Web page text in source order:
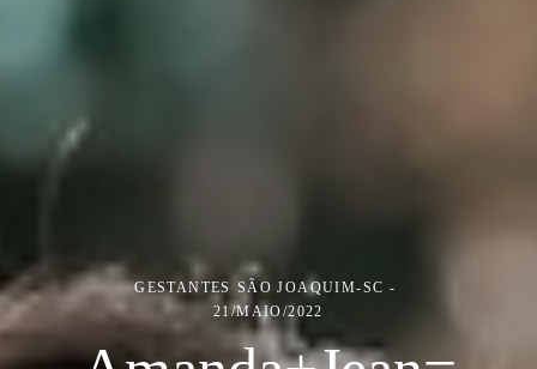
GESTANTES
SÃO JOAQUIM-SC
21/MAIO/2022